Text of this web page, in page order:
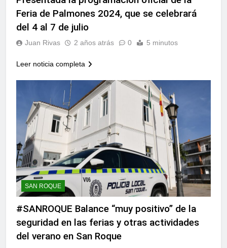
echa el cierre con éxito
rotundo
2 Semanas Atrás
Banco de Alimentos del
Campo de Gibraltar renuevan
a Santa Bárbara
2 Semanas Atrás
La feria se despide por todo
lo alto: Antonio José,
fuegos artificiales y música
hasta el amanecer
2 Semanas Atrás
Feria de Palmones 2024, que se celebrará
del 4 al 7 de julio
Juan Rivas 2 años atrás 0 5 minutos
Leer noticia completa
SAN ROQUE
#SANROQUE Balance “muy positivo” de la
seguridad en las ferias y otras actividades
del verano en San Roque